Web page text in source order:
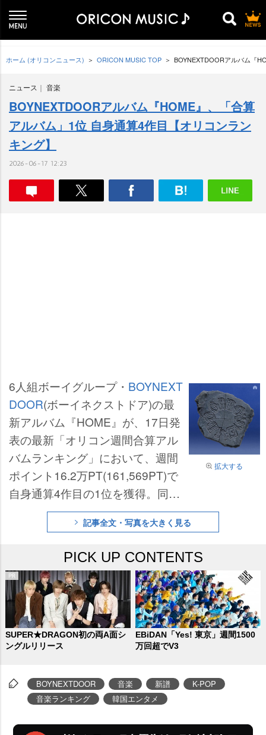
ホーム (オリコンニュース) ORICON MUSIC TOP BOYNEXTDOORアルバム『
ニュース 音楽
BOYNEXTDOORアルバム『HOME』、「合算
アルバム」1位 自身通算4作目【オリコンラン
キング】
2026-06-17 12:23
拡大する
6人組ボーイグループ・ BOYNEXT
DOOR(ボーイネクストドア)の最
新アルバム『HOME』が、17日発
表の最新「オリコン週間合算アル
バムランキング」において、週間
ポイント16.2万PT(161,569PT)で
自身通算4作目の1位を獲得。同日
付の最新「オリコン週間アルバム
ランキング」でも1位を獲得し、
【※】を達成した。
記事全文・写真を大きく見る
PICK UP CONTENTS
SUPER★DRAGON初の両A面シ
ングルリリース
EBiDAN「Yes! 東京」週間1500
万回超でV3
BOYNEXTDOOR 音楽 新譜
K-POP
音楽ランキング
韓国エンタメ